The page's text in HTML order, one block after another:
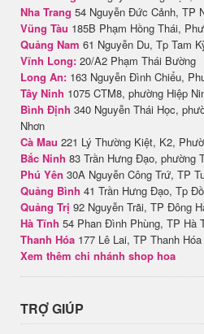
Nha Trang 54 Nguyễn Đức Cảnh, TP
Vũng Tàu 185B Phạm Hồng Thái,
Quảng Nam 61 Nguyễn Du, Tp Tam
Vĩnh Long: 20/A2 Phạm Thái Bường
Long An: 163 Nguyễn Đình Chiểu,
Tây Ninh 1075 CTM8, phường Hiệp
Bình Định 340 Nguyễn Thái Học,
Nhơn
Cà Mau 221 Lý Thường Kiệt, K2,
Bắc Ninh 83 Trần Hưng Đạo, phường
Phú Yên 30A Nguyễn Công Trứ, TP
Quảng Bình 41 Trần Hưng Đạo, Tp
Quảng Trị 92 Nguyễn Trãi, TP Đông
Hà Tĩnh 54 Phan Đình Phùng, TP Hà
Thanh Hóa 177 Lê Lai, TP Thanh Hóa
Xem thêm chi nhánh shop hoa
TRỢ GIÚP